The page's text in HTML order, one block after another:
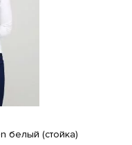
белый (стойка)